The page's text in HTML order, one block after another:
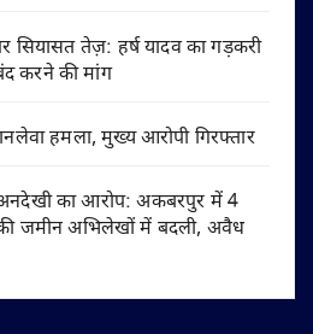
तेज़: हर्ष यादव का गड़करी
करने की मांग
हमला, मुख्य आरोपी गिरफ्तार
अनदेखी का आरोप: अकबरपुर में 4
की जमीन अभिलेखों में बदली, अवैध